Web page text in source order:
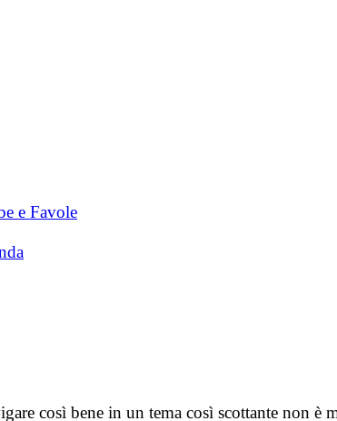
e Favole
così bene in un tema così scottante non